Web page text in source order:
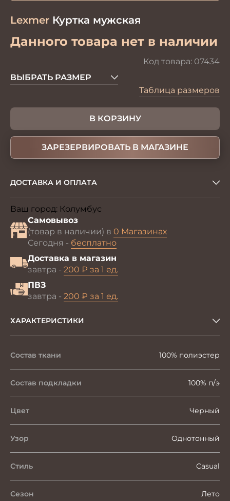
Lexmer Куртка мужская
Данного товара нет в наличии
Код товара: 07434
ВЫБРАТЬ РАЗМЕР
Таблица размеров
В КОРЗИНУ
ЗАРЕЗЕРВИРОВАТЬ В МАГАЗИНЕ
ДОСТАВКА И ОПЛАТА
Ваш город: Колумбус
Самовывоз
(товар в наличии) в 0 Магазинах
Сегодня - бесплатно
Доставка в магазин
завтра - 200 ₽ за 1 ед.
ПВЗ
завтра - 200 ₽ за 1 ед.
ХАРАКТЕРИСТИКИ
Состав ткани 100% полиэстер
Состав подкладки 100% п/э
Цвет Черный
Узор Однотонный
Стиль Casual
Сезон Лето